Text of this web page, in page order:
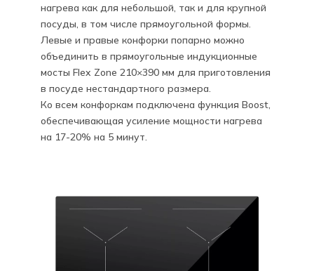
нагрева как для небольшой, так и для крупной
посуды, в том числе прямоугольной формы.
Левые и правые конфорки попарно можно
объединить в прямоугольные индукционные
мосты Flex Zone 210×390 мм для приготовления
в посуде нестандартного размера.
Ко всем конфоркам подключена функция Boost,
обеспечивающая усиление мощности нагрева
на 17-20% на 5 минут.